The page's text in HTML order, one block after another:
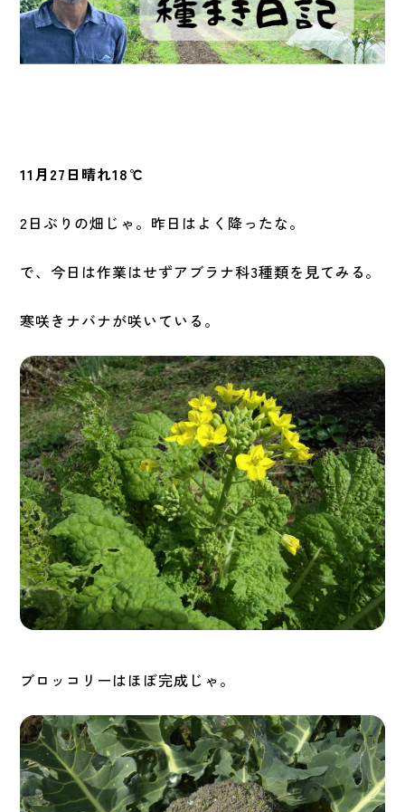
11月27日晴れ18℃
2日ぶりの畑じゃ。昨日はよく降ったな。
で、今日は作業はせずアブラナ科3種類を見てみる。
寒咲きナバナが咲いている。
ブロッコリーはほぼ完成じゃ。